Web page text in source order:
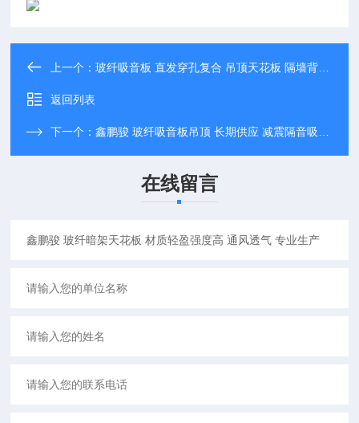
上一个：玻纤吸音板 直发穿孔复合 吊顶天花板 隔墙背景装饰板
返回列表
下一个：鑫鹏骏 玻纤吸音板吊顶 长期供应 减震隔音吸声材料用途广泛 实力厂家
在线留言